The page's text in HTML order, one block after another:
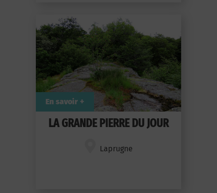
LA GRANDE PIERRE DU JOUR
Laprugne
En savoir +